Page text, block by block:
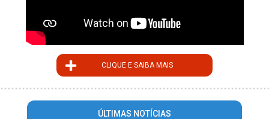
CLIQUE E SAIBA MAIS
ÚLTIMAS NOTÍCIAS